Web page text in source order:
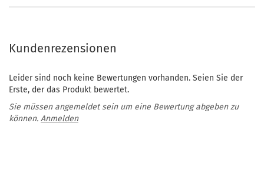
Kundenrezensionen
Leider sind noch keine Bewertungen vorhanden. Seien Sie der
Erste, der das Produkt bewertet.
Sie müssen angemeldet sein um eine Bewertung abgeben zu
können. Anmelden